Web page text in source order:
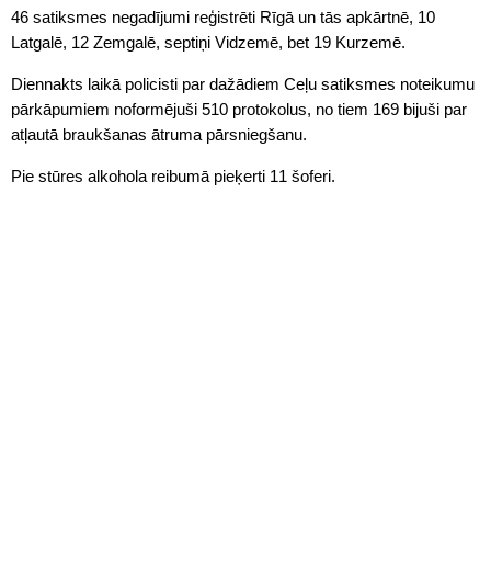
46 satiksmes negadījumi reģistrēti Rīgā un tās apkārtnē, 10
Latgalē, 12 Zemgalē, septiņi Vidzemē, bet 19 Kurzemē.
Diennakts laikā policisti par dažādiem Ceļu satiksmes noteikumu
pārkāpumiem noformējuši 510 protokolus, no tiem 169 bijuši par
atļautā braukšanas ātruma pārsniegšanu.
Pie stūres alkohola reibumā pieķerti 11 šoferi.